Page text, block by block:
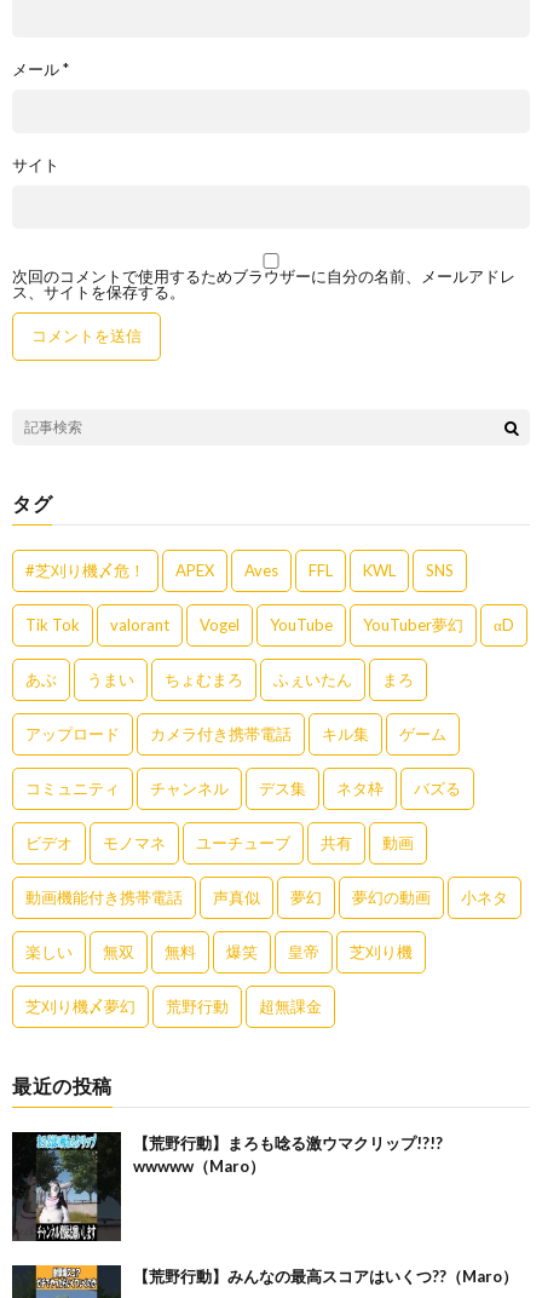
メール*
サイト
次回のコメントで使用するためブラウザーに自分の名前、メールアドレ
ス、サイトを保存する。
タグ
#芝刈り機〆危！ APEX Aves FFL KWL SNS
Tik Tok valorant Vogel YouTube YouTuber夢幻 αD
あぶ うまい ちょむまろ ふぇいたん まろ
アップロード カメラ付き携帯電話 キル集 ゲーム
コミュニティ チャンネル デス集 ネタ枠 バズる
ビデオ モノマネ ユーチューブ 共有 動画
動画機能付き携帯電話 声真似 夢幻 夢幻の動画 小ネタ
楽しい 無双 無料 爆笑 皇帝 芝刈り機
芝刈り機〆夢幻 荒野行動 超無課金
最近の投稿
【荒野行動】まろも唸る激ウマクリップ!?!?
wwwww（Maro）
【荒野行動】みんなの最高スコアはいくつ??（Maro）